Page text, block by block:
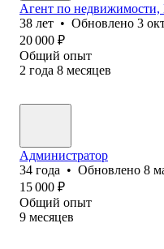
Агент по недвижимости,
38 лет • Обновлено 3
20 000 ₽
Общий опыт
2 года 8 месяцев
Администратор
34 года • Обновлено 8
15 000 ₽
Общий опыт
9 месяцев